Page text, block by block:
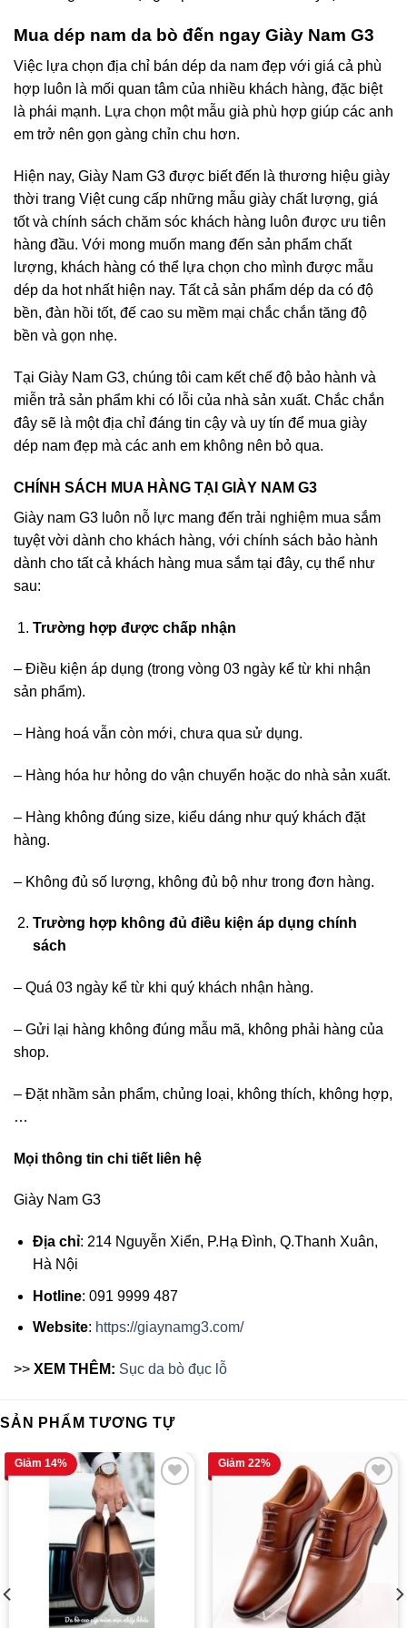
Mua dép nam da bò đến ngay Giày Nam G3
Việc lựa chọn địa chỉ bán dép da nam đẹp với giá cả phù
hợp luôn là mối quan tâm của nhiều khách hàng, đặc biệt
là phái mạnh. Lựa chọn một mẫu già phù hợp giúp các anh
em trở nên gọn gàng chỉn chu hơn.
Hiện nay, Giày Nam G3 được biết đến là thương hiệu giày
thời trang Việt cung cấp những mẫu giày chất lượng, giá
tốt và chính sách chăm sóc khách hàng luôn được ưu tiên
hàng đầu. Với mong muốn mang đến sản phẩm chất
lượng, khách hàng có thể lựa chọn cho mình được mẫu
dép da hot nhất hiện nay. Tất cả sản phẩm dép da có độ
bền, đàn hồi tốt, đế cao su mềm mại chắc chắn tăng độ
bền và gọn nhẹ.
Tại Giày Nam G3, chúng tôi cam kết chế độ bảo hành và
miễn trả sản phẩm khi có lỗi của nhà sản xuất. Chắc chắn
đây sẽ là một địa chỉ đáng tin cậy và uy tín để mua giày
dép nam đẹp mà các anh em không nên bỏ qua.
CHÍNH SÁCH MUA HÀNG TẠI GIÀY NAM G3
Giày nam G3 luôn nỗ lực mang đến trải nghiệm mua sắm
tuyệt vời dành cho khách hàng, với chính sách bảo hành
dành cho tất cả khách hàng mua sắm tại đây, cụ thể như
sau:
Trường hợp được chấp nhận
– Điều kiện áp dụng (trong vòng 03 ngày kể từ khi nhận
sản phẩm).
– Hàng hoá vẫn còn mới, chưa qua sử dụng.
– Hàng hóa hư hỏng do vận chuyển hoặc do nhà sản xuất.
– Hàng không đúng size, kiểu dáng như quý khách đặt
hàng.
– Không đủ số lượng, không đủ bộ như trong đơn hàng.
Trường hợp không đủ điều kiện áp dụng chính
sách
– Quá 03 ngày kể từ khi quý khách nhận hàng.
– Gửi lại hàng không đúng mẫu mã, không phải hàng của
shop.
– Đặt nhầm sản phẩm, chủng loại, không thích, không hợp,
…
Mọi thông tin chi tiết liên hệ
Giày Nam G3
Địa chỉ: 214 Nguyễn Xiển, P.Hạ Đình, Q.Thanh Xuân,
Hà Nội
Hotline: 091 9999 487
Website: https://giaynamg3.com/
>> XEM THÊM: Sục da bò đục lỗ
SẢN PHẨM TƯƠNG TỰ
Giảm 14%
YÊU THÍCH
Giảm 22%
YÊU THÍCH